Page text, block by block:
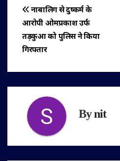
पोस्ट
नेविगेशन
नाबालिग से दुष्कर्म के
आरोपी ओमप्रकाश उर्फ
तड़कुआ को पुलिस ने किया
गिरफ्तार
Bynit